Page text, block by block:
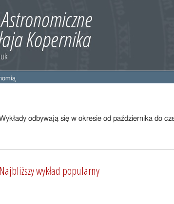
odbywają się w okresie od października do
Najbliższy wykład popularny